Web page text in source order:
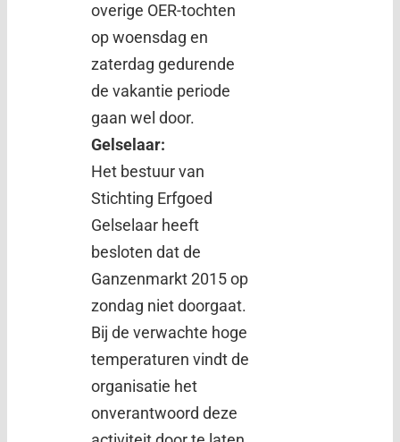
overige OER-tochten
op woensdag en
zaterdag gedurende
de vakantie periode
gaan wel door.
Gelselaar:
Het bestuur van
Stichting Erfgoed
Gelselaar heeft
besloten dat de
Ganzenmarkt 2015 op
zondag niet doorgaat.
Bij de verwachte hoge
temperaturen vindt de
organisatie het
onverantwoord deze